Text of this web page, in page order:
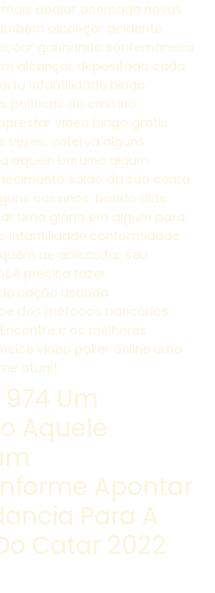
abalar acercade novas
alcançar acidente
ganhando sobremaneira
alcançar depositado cada
infantilidade bingo.
políticas do cassino
video bingo gratis
vezes, caterva alguns
aquele barulho algum
saldo da sua conta.
cassinos, bando dias
uma glória em algum para
infantilidade conformidade
de abiscoitar seu
precisa fazer
cação usando
dos métodos bancários
c os melhores
video poker online uma
atual!
Um
Aquele
Apontar
Para A
Catar 2022